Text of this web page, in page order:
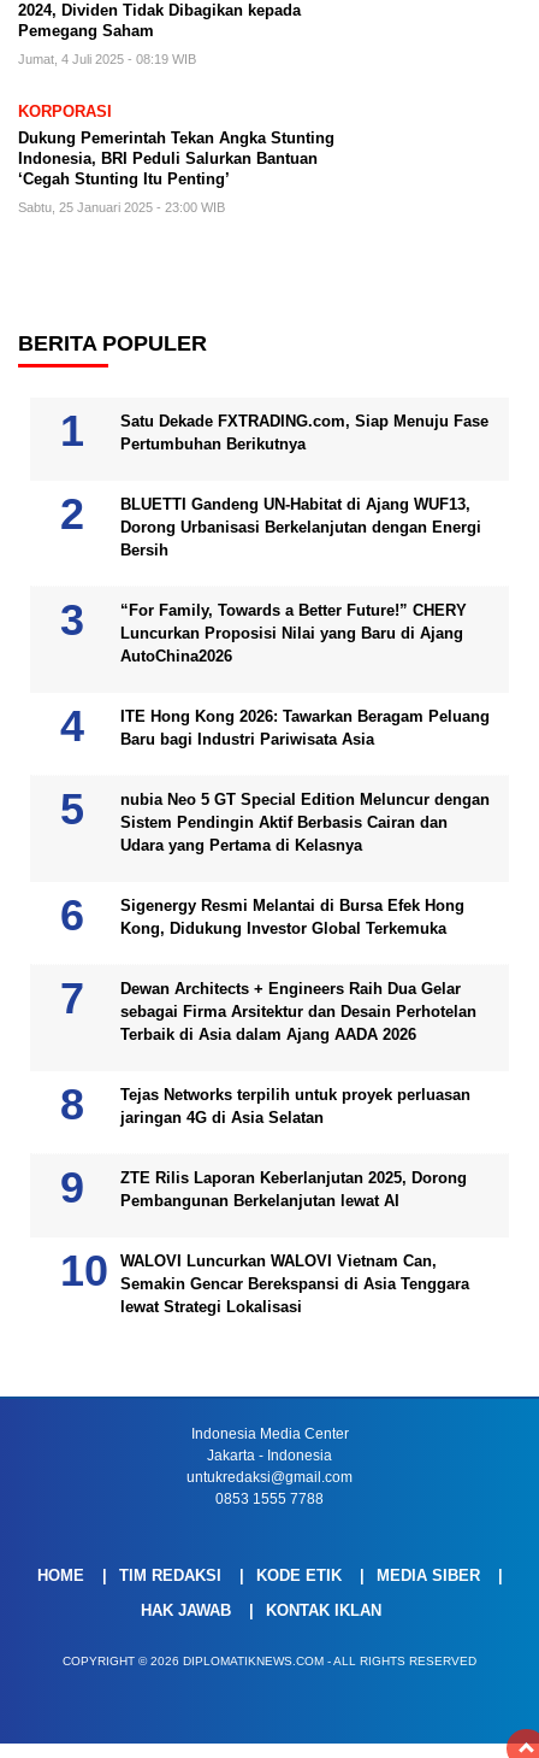
2024, Dividen Tidak Dibagikan kepada
Pemegang Saham
Jumat, 4 Juli 2025 - 08:19 WIB
KORPORASI
Dukung Pemerintah Tekan Angka Stunting
Indonesia, BRI Peduli Salurkan Bantuan
‘Cegah Stunting Itu Penting’
Sabtu, 25 Januari 2025 - 23:00 WIB
BERITA POPULER
Satu Dekade FXTRADING.com, Siap Menuju Fase
Pertumbuhan Berikutnya
BLUETTI Gandeng UN-Habitat di Ajang WUF13,
Dorong Urbanisasi Berkelanjutan dengan Energi
Bersih
“For Family, Towards a Better Future!” CHERY
Luncurkan Proposisi Nilai yang Baru di Ajang
AutoChina2026
ITE Hong Kong 2026: Tawarkan Beragam Peluang
Baru bagi Industri Pariwisata Asia
nubia Neo 5 GT Special Edition Meluncur dengan
Sistem Pendingin Aktif Berbasis Cairan dan
Udara yang Pertama di Kelasnya
Sigenergy Resmi Melantai di Bursa Efek Hong
Kong, Didukung Investor Global Terkemuka
Dewan Architects + Engineers Raih Dua Gelar
sebagai Firma Arsitektur dan Desain Perhotelan
Terbaik di Asia dalam Ajang AADA 2026
Tejas Networks terpilih untuk proyek perluasan
jaringan 4G di Asia Selatan
ZTE Rilis Laporan Keberlanjutan 2025, Dorong
Pembangunan Berkelanjutan lewat AI
WALOVI Luncurkan WALOVI Vietnam Can,
Semakin Gencar Berekspansi di Asia Tenggara
lewat Strategi Lokalisasi
Indonesia Media Center
Jakarta - Indonesia
untukredaksi@gmail.com
0853 1555 7788
HOME TIM REDAKSI KODE ETIK
MEDIA SIBER
HAK JAWAB
KONTAK IKLAN
COPYRIGHT © 2026 DIPLOMATIKNEWS.COM - ALL RIGHTS RESERVED